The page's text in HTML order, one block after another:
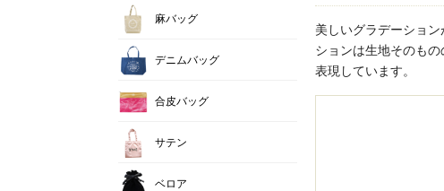
美しいグラデーショ
ションは生地そのも
表現しています。
麻バッグ
デニムバッグ
合皮バッグ
サテン
ベロア